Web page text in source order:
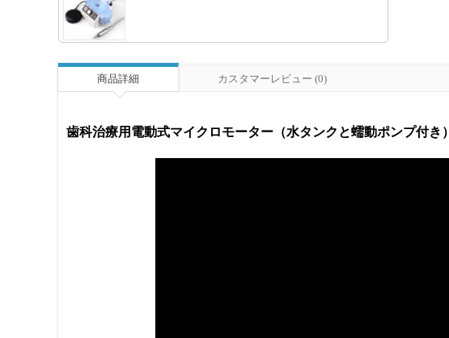
商品詳細 カスタマーレビュー (0)
歯科治療用電動式マイクロモーター（水タンクと蠕動ポンプ付き）